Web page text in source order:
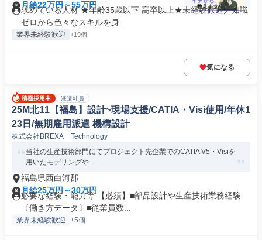
月給22万円～55万円
求めている人材 ★年齢35歳以下 高卒以上★未経験歓迎／知識
ゼロから色々なスキルを身...
業界未経験歓迎 +19個
気になる
派遣社員
25M北11【福島】設計~現場支援/CATIA・Visi使用/年休1
23日/無期雇用派遣 機構設計
株式会社BREXA Technology
当社の生産技術部門にてプロジェクト先企業でのCATIA V5・Visiを
用いたモデリングや...
福島県西白河郡
月給25万円～30万円
必要な経験・能力等 【必須】■部品設計や生産技術業務経験
〔働き方データ〕■従業員数...
業界未経験歓迎 +5個